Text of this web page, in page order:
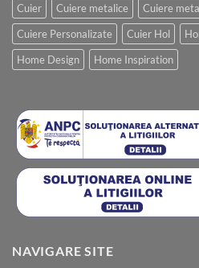
Cuier Cuiere metalice
Cuiere
Cuiere Personalizate
Cuier Hol
Home Design
Home Inspiration
NAVIGARE SITE